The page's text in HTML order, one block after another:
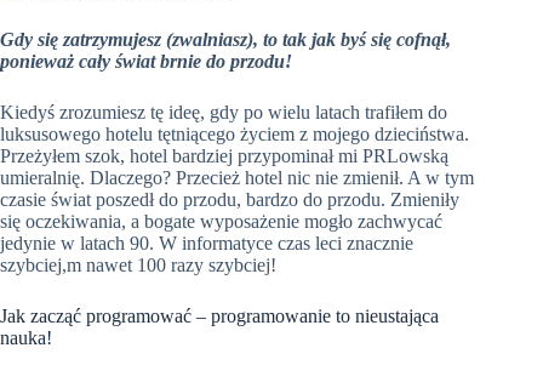
Gdy się zatrzymujesz (zwalniasz), to tak jak byś się cofnął,
ponieważ cały świat brnie do przodu!
Kiedyś zrozumiesz tę ideę, gdy po wielu latach trafiłem do
luksusowego hotelu tętniącego życiem z mojego dzieciństwa.
Przeżyłem szok, hotel bardziej przypominał mi PRLowską
umieralnię. Dlaczego? Przecież hotel nic nie zmienił. A w tym
czasie świat poszedł do przodu, bardzo do przodu. Zmieniły
się oczekiwania, a bogate wyposażenie mogło zachwycać
jedynie w latach 90. W informatyce czas leci znacznie
szybciej,m nawet 100 razy szybciej!
Jak zacząć programować – programowanie to nieustająca
nauka!